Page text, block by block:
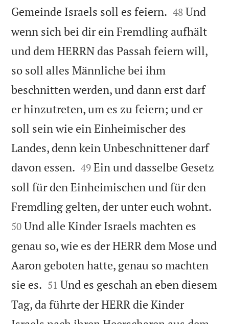
Gemeinde Israels soll es feiern. 

48 Und
wenn sich bei dir ein Fremdling aufhält
und dem HERRN das Passah feiern will,
so soll alles Männliche bei ihm
beschnitten werden, und dann erst darf
er hinzutreten, um es zu feiern; und er
soll sein wie ein Einheimischer des
Landes, denn kein Unbeschnittener darf
davon essen. 

49 Ein und dasselbe Gesetz
soll für den Einheimischen und für den
Fremdling gelten, der unter euch wohnt.
50 Und alle Kinder Israels machten es
genau so, wie es der HERR dem Mose und
Aaron geboten hatte, genau so machten
sie es. 

51 Und es geschah an eben diesem
Tag, da führte der HERR die Kinder